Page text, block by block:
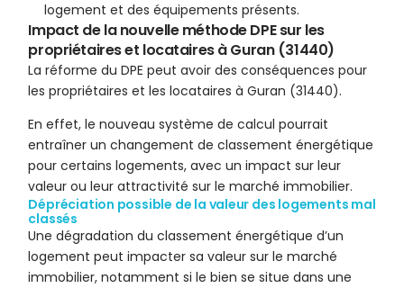
logement et des équipements présents.
Impact de la nouvelle méthode DPE sur les
propriétaires et locataires à Guran (31440)
La réforme du DPE peut avoir des conséquences pour
les propriétaires et les locataires à Guran (31440).
En effet, le nouveau système de calcul pourrait
entraîner un changement de classement énergétique
pour certains logements, avec un impact sur leur
valeur ou leur attractivité sur le marché immobilier.
Dépréciation possible de la valeur des logements mal
classés
Une dégradation du classement énergétique d’un
logement peut impacter sa valeur sur le marché
immobilier, notamment si le bien se situe dans une